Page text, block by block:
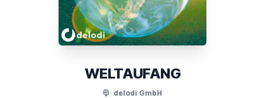
WELTAUFANG
delodi GmbH